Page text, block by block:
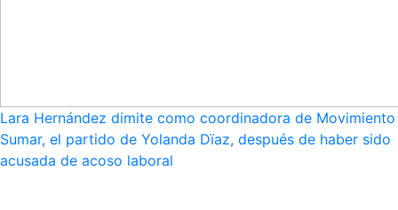
Lara Hernández dimite como coordinadora de Movimiento
Sumar, el partido de Yolanda Dïaz, después de haber sido
acusada de acoso laboral